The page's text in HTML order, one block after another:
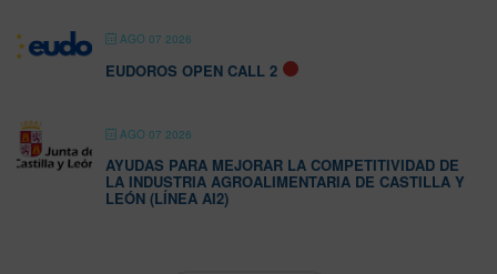
AGO 07 2026
EUDOROS OPEN CALL 2
AGO 07 2026
AYUDAS PARA MEJORAR LA COMPETITIVIDAD DE
LA INDUSTRIA AGROALIMENTARIA DE CASTILLA Y
LEÓN (LÍNEA AI2)